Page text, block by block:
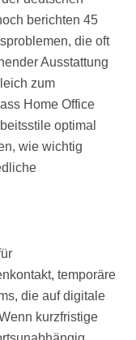
berichten 45
die oft
Ausstattung
zum
Home Office
optimal
wie wichtig
temporäre
die auf digitale
kurzfristige